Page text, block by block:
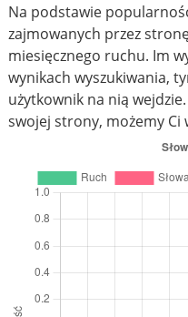
Na podstawie
zajmowanych przez
miesięcznego ruchu. Im
wynikach wyszukiwania,
użytkownik na nią
swojej strony, możemy Ci